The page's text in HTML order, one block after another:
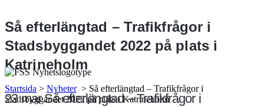
Så efterlängtad – Trafikfrågor i
Stadsbyggandet 2022 på plats i
Katrineholm
Startsida > Nyheter > Så efterlängtad – Trafikfrågor i
Stadsbyggandet 2022 på plats i Katrineholm
23 marSå efterlängtad – Trafikfrågor i